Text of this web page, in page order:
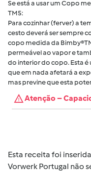
Se está a usar um Copo
TM5:
Para cozinhar (ferver) a
cesto deverá ser sempre
copo medida da
permeável ao vapor e
do interior do copo. Esta é
que em nada afetará a
mas previne que esta
Atenção –
Esta receita foi
Vorwerk Portugal não